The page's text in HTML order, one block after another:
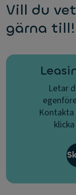
Vill du
gärna till!
Letar